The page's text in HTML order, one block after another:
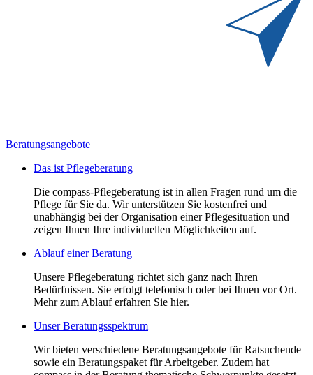
Beratungsangebote
Das ist Pflegeberatung
Die compass-Pflegeberatung ist in allen Fragen rund um die
Pflege für Sie da. Wir unterstützen Sie kostenfrei und
unabhängig bei der Organisation einer Pflegesituation und
zeigen Ihnen Ihre individuellen Möglichkeiten auf.
Ablauf einer Beratung
Unsere Pflegeberatung richtet sich ganz nach Ihren
Bedürfnissen. Sie erfolgt telefonisch oder bei Ihnen vor Ort.
Mehr zum Ablauf erfahren Sie hier.
Unser Beratungsspektrum
Wir bieten verschiedene Beratungsangebote für Ratsuchende
sowie ein Beratungspaket für Arbeitgeber. Zudem hat